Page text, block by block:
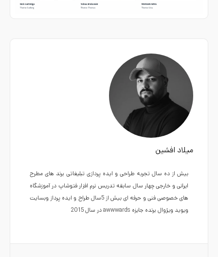
میلاد افشین
بیش از ده سال تجربه طراحی و ایده پردازی تبلیغاتی برند های مطرح
ایرانی و خارجی چهار سال سابقه تدریس نرم افزار فتوشاپ در آموزشگاه
های خصوصی فنی و حرفه ای بیش از 5سال طراح و ایده پرداز وبسایت
ویوید ویژوال برنده جایزه awwwards در سال 2015